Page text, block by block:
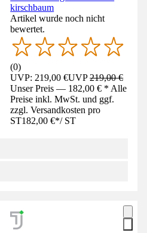
kirschbaum
Artikel wurde noch nicht
bewertet.
(0)
UVP: 219,00 €UVP219,00 €
Unser Preis — 182,00 € * Alle
Preise inkl. MwSt. und ggf.
zzgl. Versandkosten pro
ST182,00 €*/ ST